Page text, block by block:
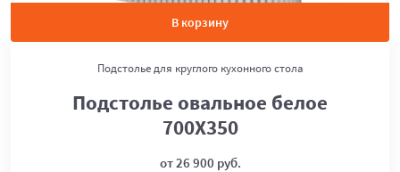
В корзину
Подстолье для круглого кухонного стола
Подстолье овальное белое
700Х350
от 26 900 руб.